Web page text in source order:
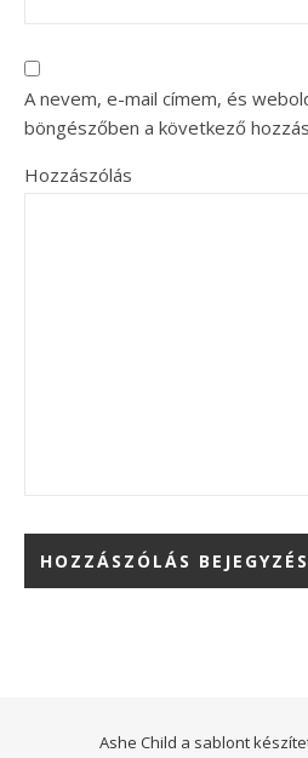
A nevem, e-mail címem, és
böngészőben a következő
Hozzászólás
Ashe Child a sablont